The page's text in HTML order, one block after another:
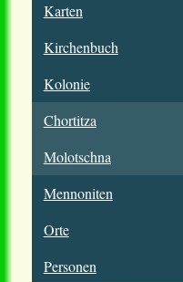
Karten
Kirchenbuch
Kolonie
Chortitza
Molotschna
Mennoniten
Orte
Personen